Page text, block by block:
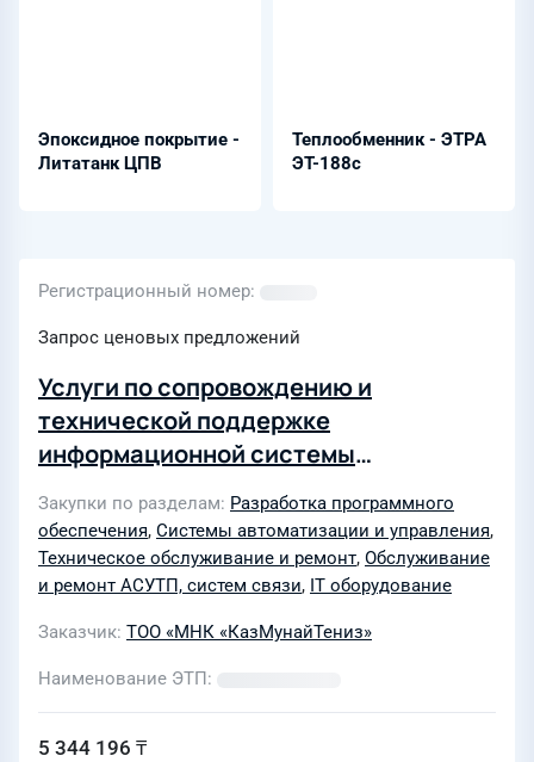
Эпоксидное покрытие -
Литатанк ЦПВ
Теплообменник - ЭТРА
ЭТ-188с
Регистрационный номер
Запрос ценовых предложений
Услуги по сопровождению и
технической поддержке
информационной системы
(Техническое обслуживание системы
хранения данных - СХД)
Закупки по разделам Разработка программного
обеспечения, Системы автоматизации и управления,
Техническое обслуживание и ремонт, Обслуживание
и ремонт АСУТП, систем связи, IT оборудование
Заказчик ТОО «МНК «КазМунайТениз»
Наименование ЭТП
5 344 196 ₸